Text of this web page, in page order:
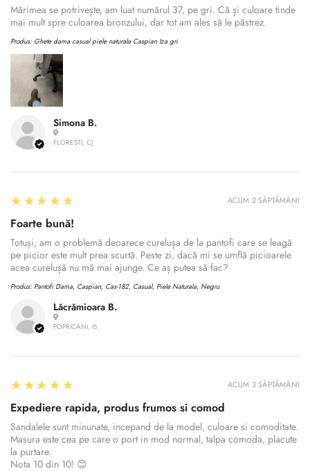
Simona B.
FLORESTI, CJ
Mărimea se potrivește, am luat numărul 37, pe gri. Că și culoare tinde
mai mult spre culoarea bronzului, dar tot am ales să le păstrez.
Produs: Ghete dama casual piele naturala Caspian Iza gri
Lăcrămioara B.
POPRICANI, IS
5
★★★★★
Foarte bună!
Totuși, am o problemă deoarece curelușa de la pantofi care se leagă
pe picior este mult prea scurtă. Peste zi, dacă mi se umflă picioarele
acea curelușă nu mă mai ajunge. Ce aș putea să fac?
Produs: Pantofi Dama, Caspian, Cas-182, Casual, Piele Naturala, Negru
ACUM 2 SĂPTĂMÂNI
5
★★★★★
Expediere rapida, produs frumos si comod
Sandalele sunt minunate, incepand de la model, culoare si comoditate.
Masura este cea pe care o port in mod normal, talpa comoda, placute
la purtare.
Nota 10 din 10! 😊
ACUM 3 SĂPTĂMÂNI